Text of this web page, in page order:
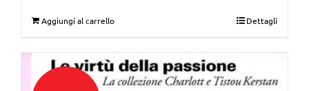
€34,00.
è:
€10,00.
Aggiungi al carrello Dettagli